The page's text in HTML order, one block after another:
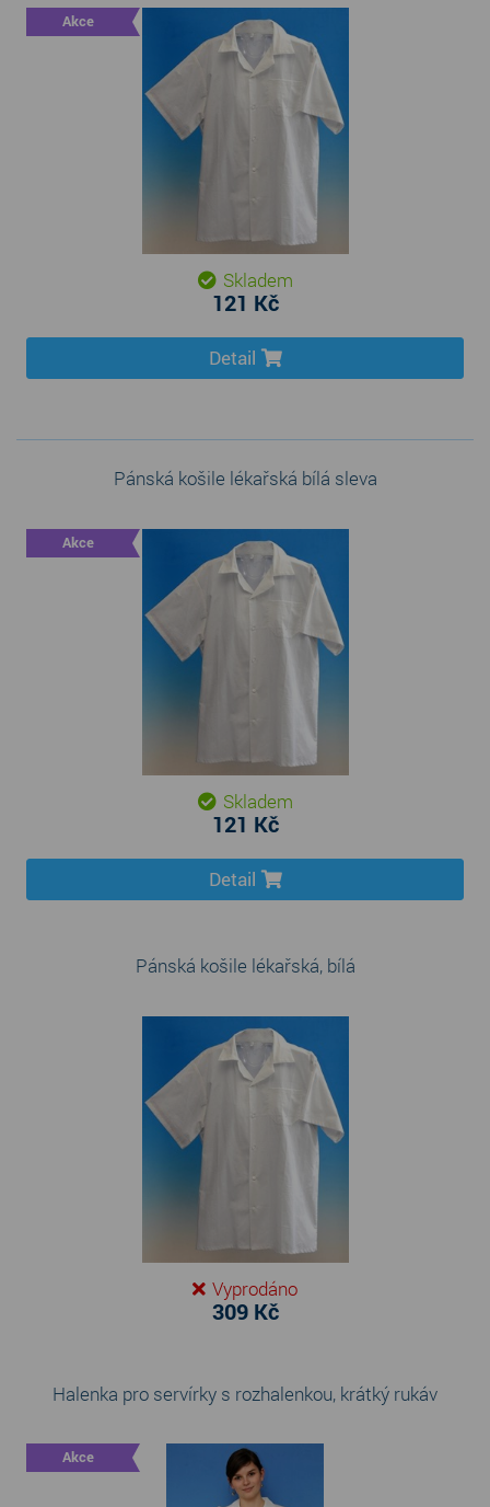
Akce
Skladem
121 Kč
Detail
Pánská košile lékařská bílá sleva
Akce
Skladem
121 Kč
Detail
Pánská košile lékařská, bílá
Vyprodáno
309 Kč
Halenka pro servírky s rozhalenkou, krátký rukáv
Akce